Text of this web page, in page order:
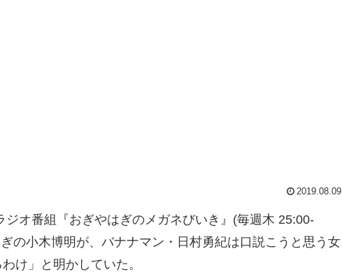
2019.08.09
オ番組『おぎやはぎのメガネびいき』(毎週木 25:00-
の小木博明が、バナナマン・日村勇紀は口説こうと思う女
け」と明かしていた。